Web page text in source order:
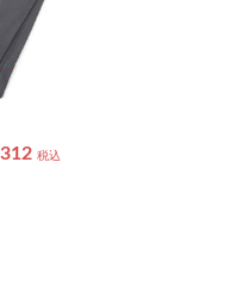
税込